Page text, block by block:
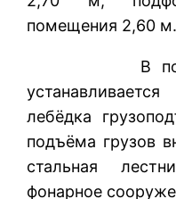
помещения 2,60 м.
В
лебёдка
подъёма грузов
стальная
фонарное